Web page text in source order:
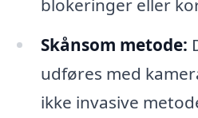
blokeringer eller
Skånsom metode:
udføres med
ikke invasive